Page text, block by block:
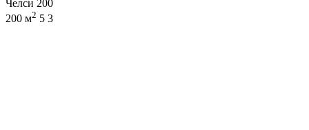
Челси 200
200 м2 5 3